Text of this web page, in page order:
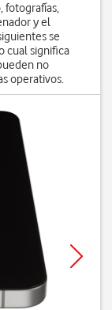
fotografías,
y el
se
cual significa
no
operativos.